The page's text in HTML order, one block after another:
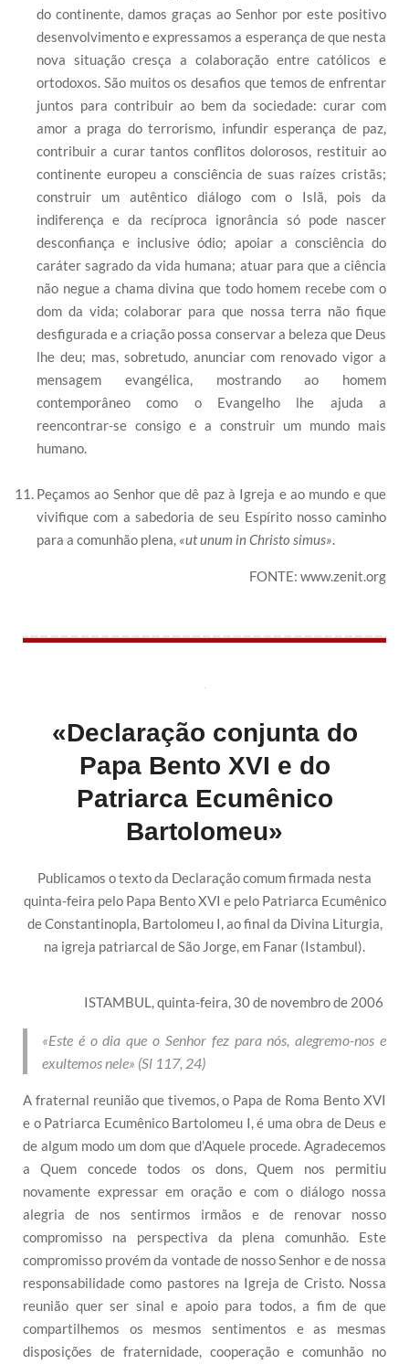
do continente, damos graças ao Senhor por este positivo
desenvolvimento e expressamos a esperança de que nesta
nova situação cresça a colaboração entre católicos e
ortodoxos. São muitos os desafios que temos de enfrentar
juntos para contribuir ao bem da sociedade: curar com
amor a praga do terrorismo, infundir esperança de paz,
contribuir a curar tantos conflitos dolorosos, restituir ao
continente europeu a consciência de suas raízes cristãs;
construir um autêntico diálogo com o Islã, pois da
indiferença e da recíproca ignorância só pode nascer
desconfiança e inclusive ódio; apoiar a consciência do
caráter sagrado da vida humana; atuar para que a ciência
não negue a chama divina que todo homem recebe com o
dom da vida; colaborar para que nossa terra não fique
desfigurada e a criação possa conservar a beleza que Deus
lhe deu; mas, sobretudo, anunciar com renovado vigor a
mensagem evangélica, mostrando ao homem
contemporâneo como o Evangelho lhe ajuda a
reencontrar-se consigo e a construir um mundo mais
humano.
Peçamos ao Senhor que dê paz à Igreja e ao mundo e que
vivifique com a sabedoria de seu Espírito nosso caminho
para a comunhão plena, «ut unum in Christo simus».
FONTE: www.zenit.org
«Declaração conjunta do
Papa Bento XVI e do
Patriarca Ecumênico
Bartolomeu»
Publicamos o texto da Declaração comum firmada nesta
quinta-feira pelo Papa Bento XVI e pelo Patriarca Ecumênico
de Constantinopla, Bartolomeu I, ao final da Divina Liturgia,
na igreja patriarcal de São Jorge, em Fanar (Istambul).
ISTAMBUL, quinta-feira, 30 de novembro de 2006
«Este é o dia que o Senhor fez para nós, alegremo-nos e
exultemos nele» (Sl 117, 24)
A fraternal reunião que tivemos, o Papa de Roma Bento XVI
e o Patriarca Ecumênico Bartolomeu I, é uma obra de Deus e
de algum modo um dom que d’Aquele procede. Agradecemos
a Quem concede todos os dons, Quem nos permitiu
novamente expressar em oração e com o diálogo nossa
alegria de nos sentirmos irmãos e de renovar nosso
compromisso na perspectiva da plena comunhão. Este
compromisso provém da vontade de nosso Senhor e de nossa
responsabilidade como pastores na Igreja de Cristo. Nossa
reunião quer ser sinal e apoio para todos, a fim de que
compartilhemos os mesmos sentimentos e as mesmas
disposições de fraternidade, cooperação e comunhão no